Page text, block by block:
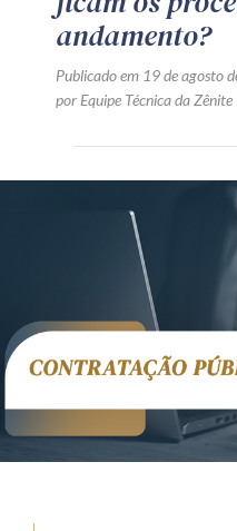
andamento?
Publicado em 19 de agosto
por Equipe Técnica da Zênite